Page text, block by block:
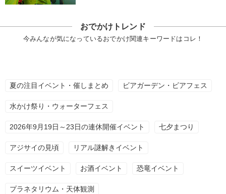
おでかけトレンド
今みんなが気になっているおでかけ関連キーワードはコレ！
夏の注目イベント・催しまとめ ビアガーデン・ビアフェス
水かけ祭り・ウォーターフェス
2026年9月19日～23日の連休開催イベント 七夕まつり
アジサイの見頃 リアル謎解きイベント
スイーツイベント お酒イベント 恐竜イベント
プラネタリウム・天体観測